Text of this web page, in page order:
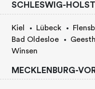
SCHLESWIG-
Kiel Lübeck
Bad Oldesloe
Winsen
MECKLENBURG-